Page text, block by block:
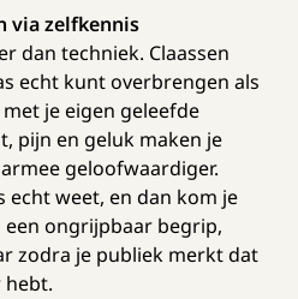
via zelfkennis
dan techniek. Claassen
echt kunt overbrengen als
je eigen geleefde
pijn en geluk maken je
geloofwaardiger.
echt weet, en dan kom je
ongrijpbaar begrip,
zodra je publiek merkt dat
hebt.